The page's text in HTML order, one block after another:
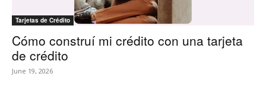
Tarjetas de Crédito
Cómo construí mi crédito con una tarjeta
de crédito
June 19, 2026